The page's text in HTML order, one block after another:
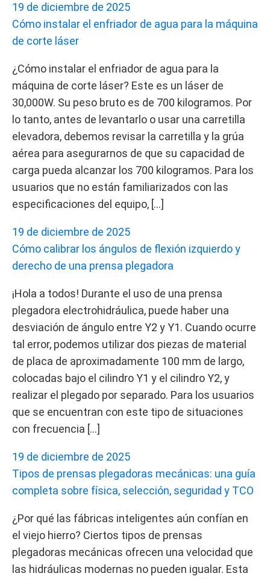
19 de diciembre de 2025
Cómo instalar el enfriador de agua para la máquina
de corte láser
¿Cómo instalar el enfriador de agua para la
máquina de corte láser? Este es un láser de
30,000W. Su peso bruto es de 700 kilogramos. Por
lo tanto, antes de levantarlo o usar una carretilla
elevadora, debemos revisar la carretilla y la grúa
aérea para asegurarnos de que su capacidad de
carga pueda alcanzar los 700 kilogramos. Para los
usuarios que no están familiarizados con las
especificaciones del equipo, […]
19 de diciembre de 2025
Cómo calibrar los ángulos de flexión izquierdo y
derecho de una prensa plegadora
¡Hola a todos! Durante el uso de una prensa
plegadora electrohidráulica, puede haber una
desviación de ángulo entre Y2 y Y1. Cuando ocurre
tal error, podemos utilizar dos piezas de material
de placa de aproximadamente 100 mm de largo,
colocadas bajo el cilindro Y1 y el cilindro Y2, y
realizar el plegado por separado. Para los usuarios
que se encuentran con este tipo de situaciones
con frecuencia […]
19 de diciembre de 2025
Tipos de prensas plegadoras mecánicas: una guía
completa sobre física, selección, seguridad y TCO
¿Por qué las fábricas inteligentes aún confían en
el viejo hierro? Ciertos tipos de prensas
plegadoras mecánicas ofrecen una velocidad que
las hidráulicas modernas no pueden igualar. Esta